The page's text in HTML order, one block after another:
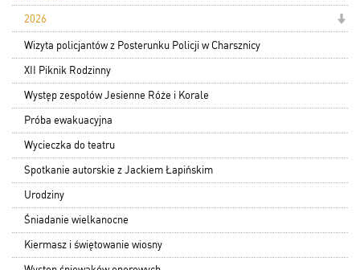
2026
Wizyta policjantów z Posterunku Policji w Charsznicy
XII Piknik Rodzinny
Występ zespołów Jesienne Róże i Korale
Próba ewakuacyjna
Wycieczka do teatru
Spotkanie autorskie z Jackiem Łapińskim
Urodziny
Śniadanie wielkanocne
Kiermasz i świętowanie wiosny